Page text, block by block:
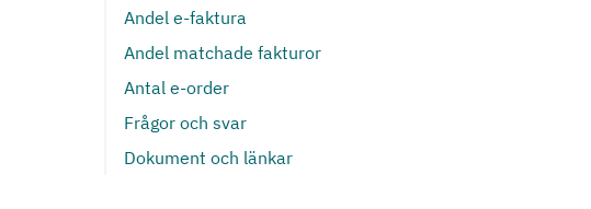
Andel e-faktura
Andel matchade fakturor
Antal e-order
Frågor och svar
Dokument och länkar